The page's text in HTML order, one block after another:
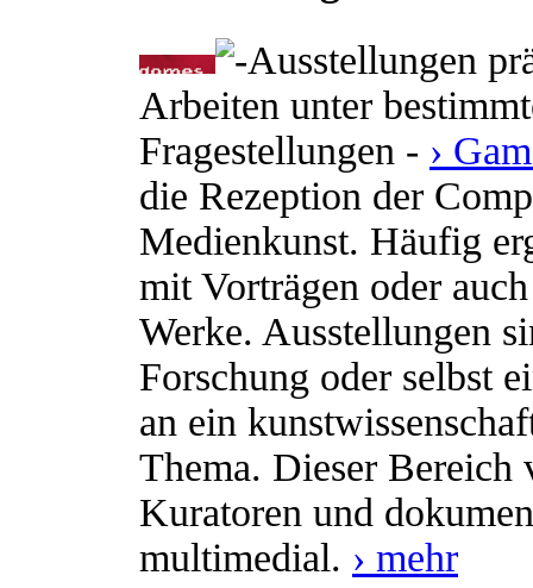
Ausstellungen
Arbeiten unter
Fragestellungen - ›
die Rezeption der
Medienkunst. Häufig
mit Vorträgen oder
Werke. Ausstellungen
Forschung oder selbst
an ein
Thema. Dieser
Kuratoren und
multimedial. › mehr